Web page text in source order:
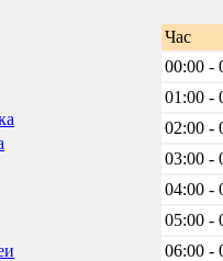
Час
00:00 -
01:00 -
02:00 -
03:00 -
04:00 -
05:00 -
06:00 -